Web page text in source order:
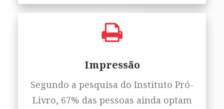
Impressão
Segundo a pesquisa do Instituto Pró-
Livro, 67% das pessoas ainda optam